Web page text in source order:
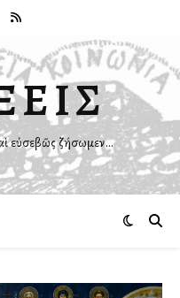
εὐσεβῶς ζήσωμεν…